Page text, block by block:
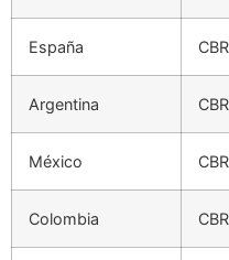
España
Argentina
México
Colombia